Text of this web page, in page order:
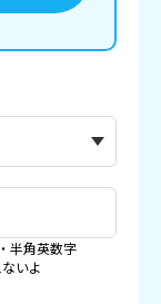
半角英数字
いよ